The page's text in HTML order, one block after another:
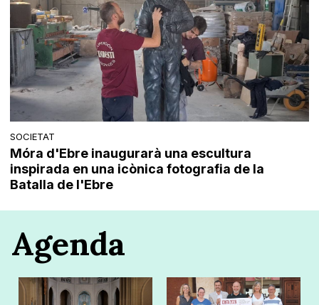
SOCIETAT
Móra d'Ebre inaugurarà una escultura
inspirada en una icònica fotografia de la
Batalla de l'Ebre
Agenda